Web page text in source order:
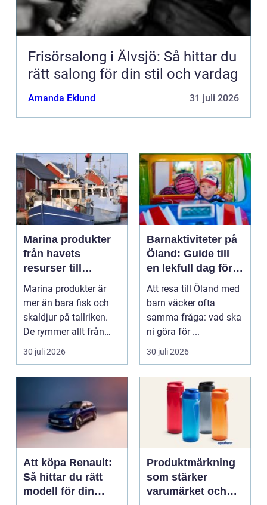
Frisörsalong i Älvsjö: Så hittar du
rätt salong för din stil och vardag
Amanda Eklund 31 juli 2026
Marina produkter
från havets
resurser till
hållbara
upplevelser
Marina produkter är
mer än bara fisk och
skaldjur på tallriken.
De rymmer allt från
mat och hälsa ti...
30 juli 2026
Barnaktiviteter på
Öland: Guide till
en lekfull dag för
hela familjen
Att resa till Öland med
barn väcker ofta
samma fråga: vad ska
ni göra för ...
30 juli 2026
Att köpa Renault:
Så hittar du rätt
modell för din
Produktmärkning
som stärker
varumärket och